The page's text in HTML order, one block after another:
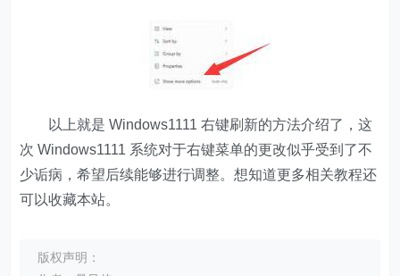
以上就是 Windows1111 右键刷新的方法介绍了，这
次 Windows1111 系统对于右键菜单的更改似乎受到了不
少诟病，希望后续能够进行调整。想知道更多相关教程还
可以收藏本站。
版权声明：